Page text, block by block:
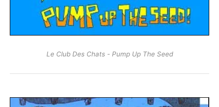
Le Club Des Chats - Pump Up The Seed